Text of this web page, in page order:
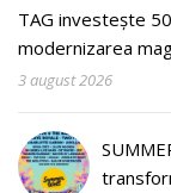
TAG investește
modernizarea
3 august 2026